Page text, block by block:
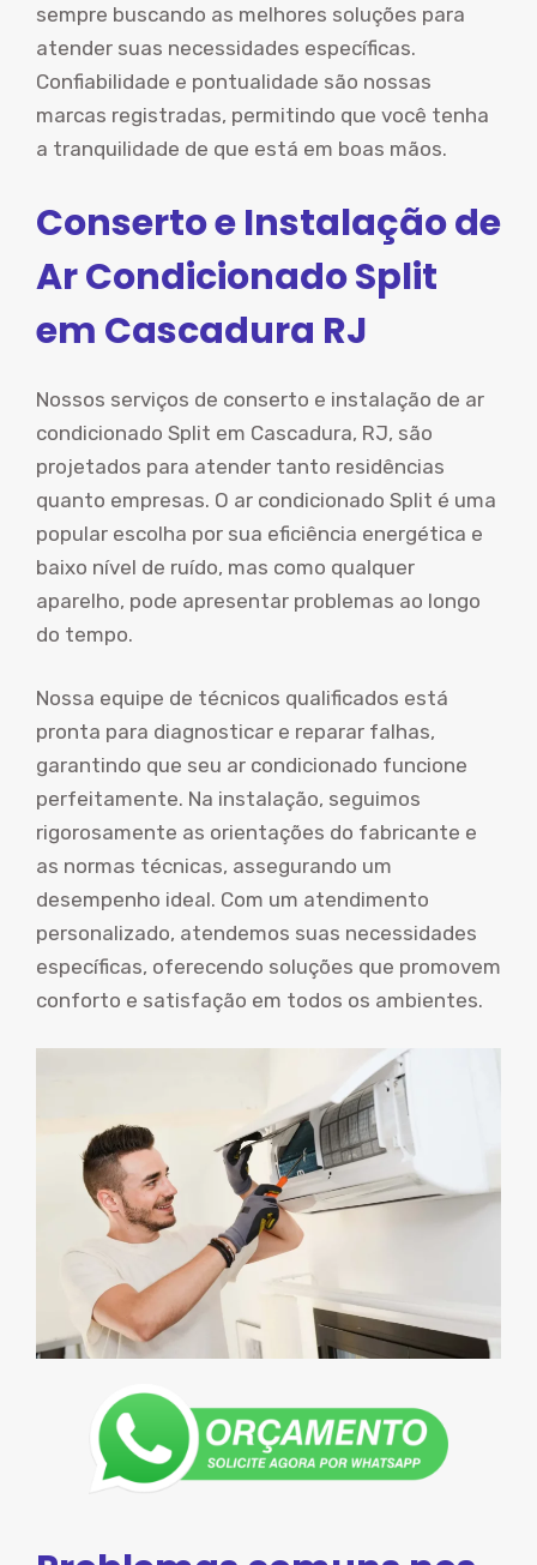
sempre buscando as melhores soluções para
atender suas necessidades específicas.
Confiabilidade e pontualidade são nossas
marcas registradas, permitindo que você tenha
a tranquilidade de que está em boas mãos.
Conserto e Instalação de
Ar Condicionado Split
em Cascadura RJ
Nossos serviços de conserto e instalação de ar
condicionado Split em Cascadura, RJ, são
projetados para atender tanto residências
quanto empresas. O ar condicionado Split é uma
popular escolha por sua eficiência energética e
baixo nível de ruído, mas como qualquer
aparelho, pode apresentar problemas ao longo
do tempo.
Nossa equipe de técnicos qualificados está
pronta para diagnosticar e reparar falhas,
garantindo que seu ar condicionado funcione
perfeitamente. Na instalação, seguimos
rigorosamente as orientações do fabricante e
as normas técnicas, assegurando um
desempenho ideal. Com um atendimento
personalizado, atendemos suas necessidades
específicas, oferecendo soluções que promovem
conforto e satisfação em todos os ambientes.